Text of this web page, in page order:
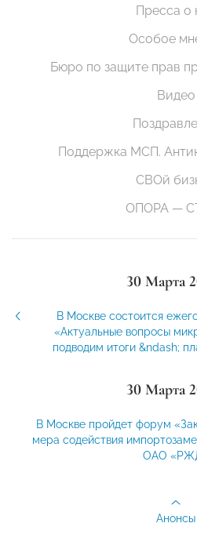
Пресса о
Особое
Бюро по защите прав
Видео
Поддержка МСП.
СВОй
ОПОРА —
30 Марта
В Москве состоится
«Актуальные вопросы
подводим итоги &ndash;
30 Марта
В Москве пройдет форум
мера содействия
ОАО
Анонсы